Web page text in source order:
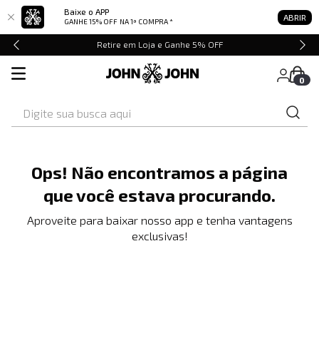
Baixe o APP
GANHE 15% OFF NA 1ª COMPRA * ABRIR
Retire em Loja e Ganhe 5% OFF
0
Ops! Não encontramos a página
que você estava procurando.
Aproveite para baixar nosso app e tenha vantagens
exclusivas!